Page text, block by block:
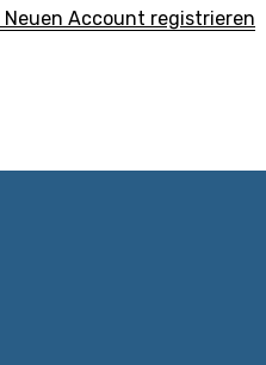
Neuen Account registrieren